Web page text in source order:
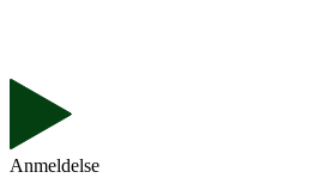
Anmeldelse